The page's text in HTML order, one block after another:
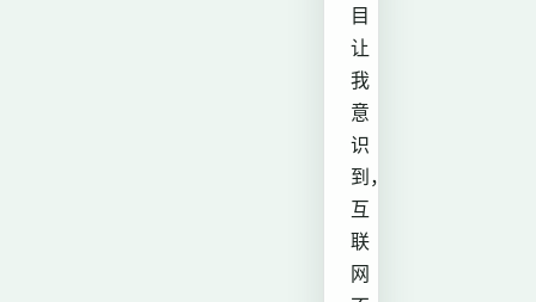
目
让
我
意
识
到，
互
联
网